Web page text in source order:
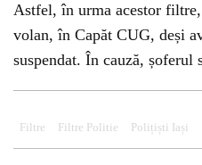
Astfel, în urma acestor
volan, în Capăt CUG, deși
suspendat. În cauză, șoferul
Could not
Filtre Filtre Politie Polițiști Iași